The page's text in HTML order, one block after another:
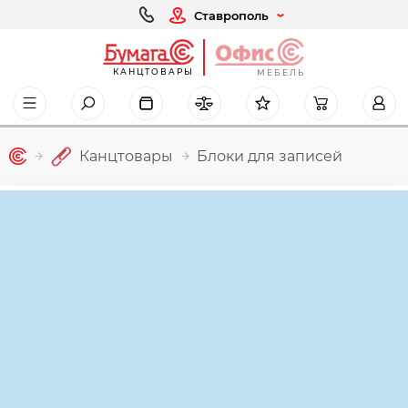
Ставрополь
КАНЦТОВАРЫ МЕБЕЛЬ
Канцтовары Блоки для записей